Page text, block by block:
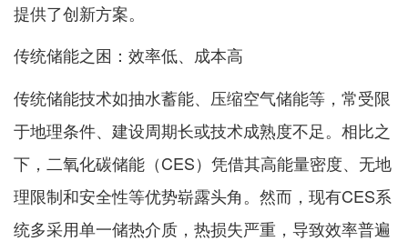
提供了创新方案。
传统储能之困：效率低、成本高
传统储能技术如抽水蓄能、压缩空气储能等，常受限
于地理条件、建设周期长或技术成熟度不足。相比之
下，二氧化碳储能（CES）凭借其高能量密度、无地
理限制和安全性等优势崭露头角。然而，现有CES系
统多采用单一储热介质，热损失严重，导致效率普遍